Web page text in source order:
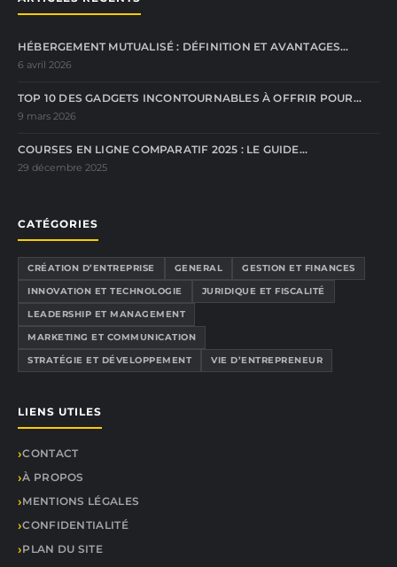
HÉBERGEMENT MUTUALISÉ : DÉFINITION ET AVANTAGES…
6 avril 2026
TOP 10 DES GADGETS INCONTOURNABLES À OFFRIR POUR…
9 mars 2026
COURSES EN LIGNE COMPARATIF 2025 : LE GUIDE…
29 décembre 2025
CATÉGORIES
CRÉATION D’ENTREPRISE GENERAL
GESTION ET FINANCES
INNOVATION ET TECHNOLOGIE
JURIDIQUE ET FISCALITÉ
LEADERSHIP ET MANAGEMENT
MARKETING ET COMMUNICATION
STRATÉGIE ET DÉVELOPPEMENT
VIE D’ENTREPRENEUR
LIENS UTILES
CONTACT
À PROPOS
MENTIONS LÉGALES
CONFIDENTIALITÉ
PLAN DU SITE